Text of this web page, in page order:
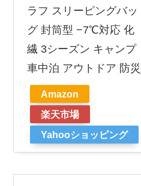
ラフ スリーピングバッ
グ 封筒型 −7℃対応 化
繊 3シーズン キャンプ
車中泊 アウトドア 防災
Amazon
楽天市場
Yahooショッピング